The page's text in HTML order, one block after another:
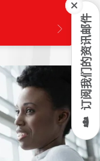
订阅我们的资讯邮件